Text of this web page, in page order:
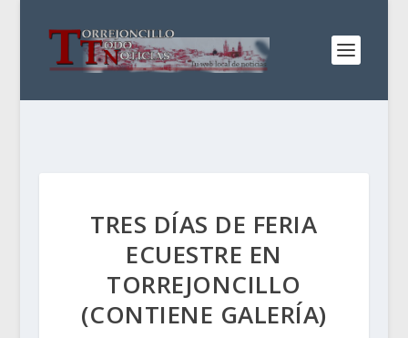
TRES DÍAS DE FERIA
ECUESTRE EN
TORREJONCILLO
(CONTIENE GALERÍA)